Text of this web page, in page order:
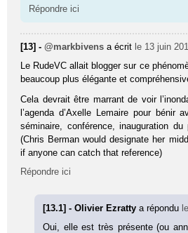
Répondre ici
[13] -@markbivens a écrit le 13 juin
Le RudeVC allait blogger sur ce
beaucoup plus élégante et
Cela devrait être marrant de voir
l’agenda d’Axelle Lemaire pour bénir
séminaire, conférence, inauguration du
(Chris Berman would designate her
if anyone can catch that reference)
Répondre ici
[13.1] - Olivier Ezrattya répondu
Oui, elle est très présente (ou